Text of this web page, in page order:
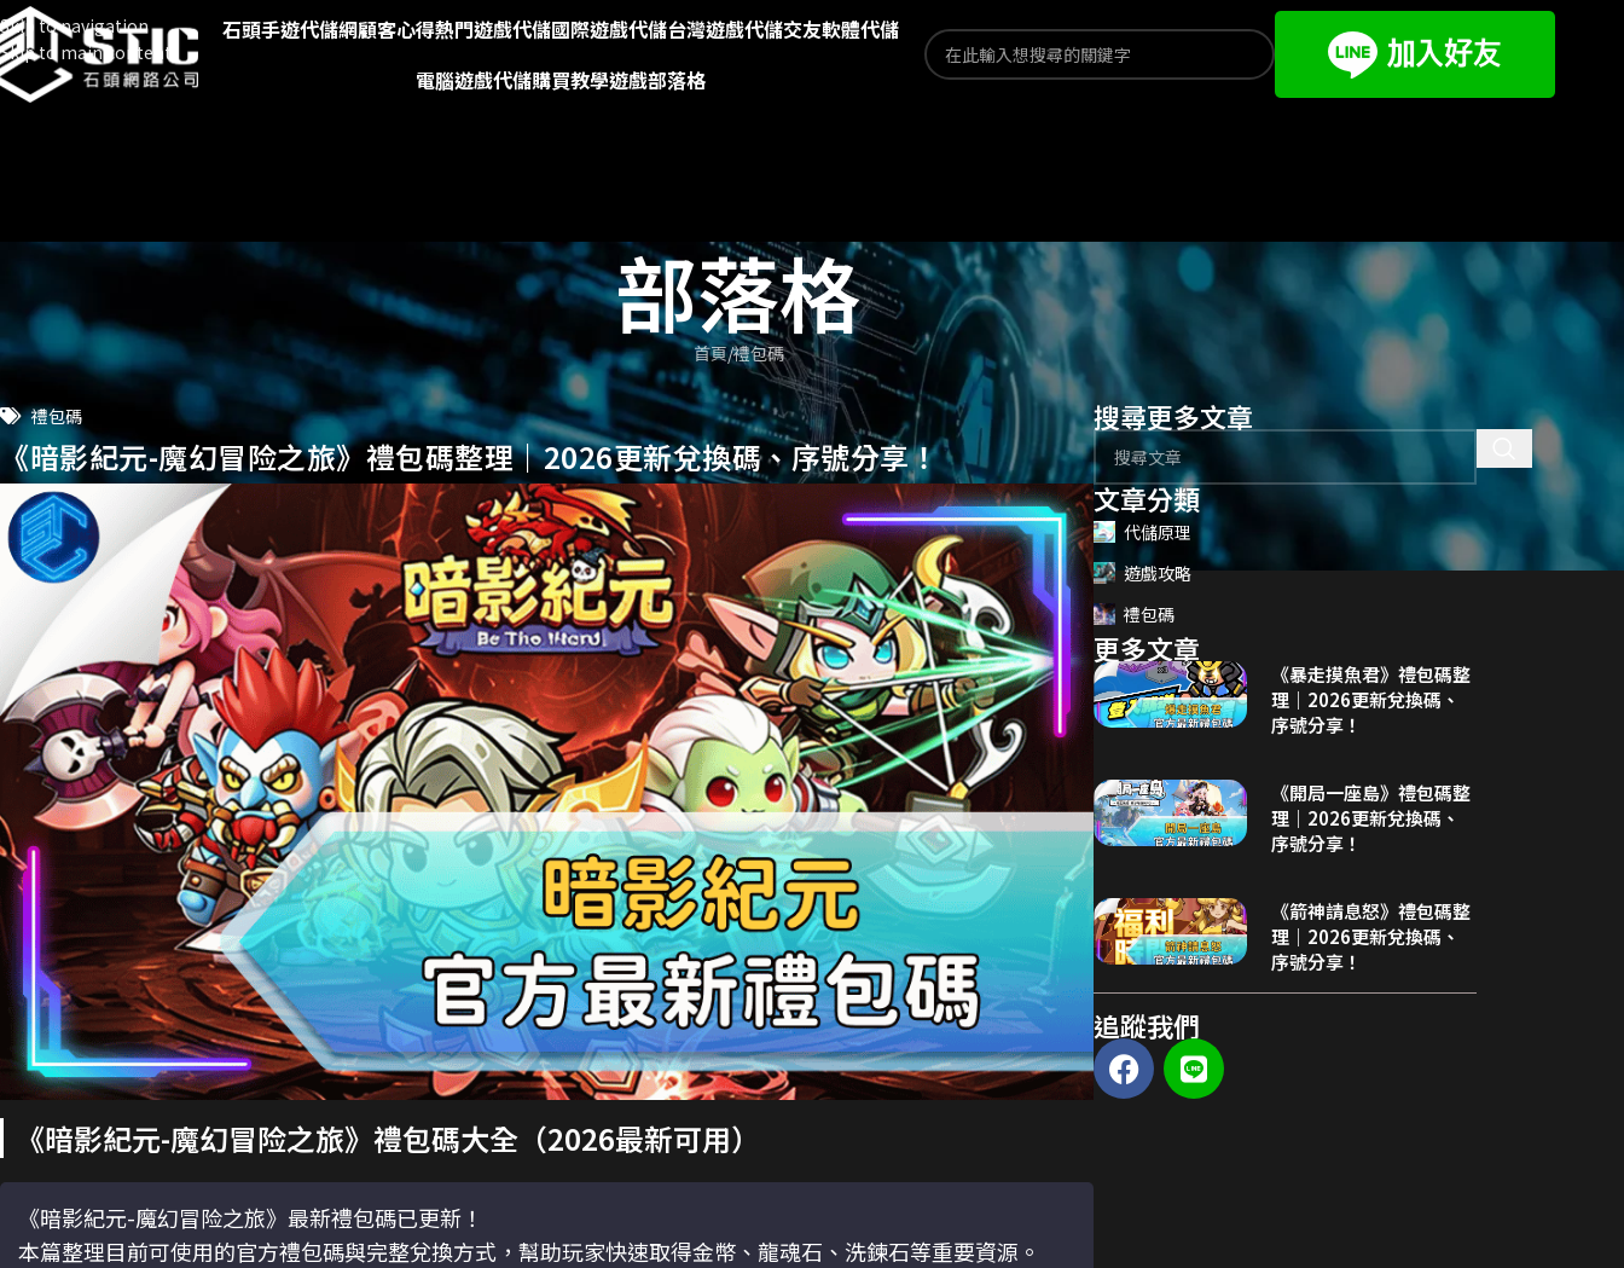
Skip to navigation
Skip to main content
石頭手遊代儲網顧客心得熱門遊戲代儲國際遊戲代儲台灣遊戲代儲交友軟體代儲
電腦遊戲代儲購買教學遊戲部落格
部落格
首頁 禮包碼
禮包碼
《暗影紀元-魔幻冒险之旅》禮包碼整理｜2026更新兌換碼、序號分享！
《暗影紀元-魔幻冒险之旅》禮包碼大全（2026最新可用）
《暗影紀元-魔幻冒险之旅》最新禮包碼已更新！
本篇整理目前可使用的官方禮包碼與完整兌換方式，幫助玩家快速取得金幣、龍魂石、洗鍊石等重要資源。
搜尋更多文章
文章分類
代儲原理
遊戲攻略
禮包碼
更多文章
《暴走摸魚君》禮包碼整
理｜2026更新兌換碼、
序號分享！
《開局一座島》禮包碼整
理｜2026更新兌換碼、
序號分享！
《箭神請息怒》禮包碼整
理｜2026更新兌換碼、
序號分享！
追蹤我們